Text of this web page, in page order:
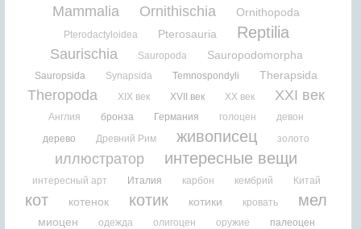
Mammalia Ornithischia Ornithopoda
Pterodactyloidea Pterosauria Reptilia
Saurischia Sauropoda Sauropodomorpha
Sauropsida Synapsida Temnospondyli Therapsida
Theropoda XIX век XVII век XX век XXI век
Англия бронза Германия голоцен
девон
дерево
Древний Рим живописец золото
иллюстратор интересные вещи
интересный арт Италия карбон кембрий Китай
кот котенок котик котики кровать мел
миоцен одежда олигоцен оружие палеоцен